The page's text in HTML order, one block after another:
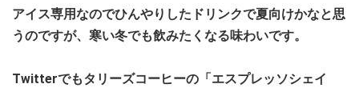
アイス専用なのでひんやりしたドリンクで夏向けかなと思
うのですが、寒い冬でも飲みたくなる味わいです。
Twitterでもタリーズコーヒーの「エスプレッソシェイ